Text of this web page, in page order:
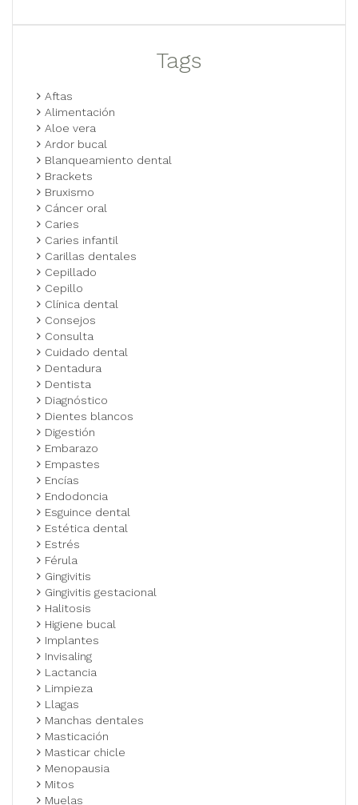
Tags
Aftas
Alimentación
Aloe vera
Ardor bucal
Blanqueamiento dental
Brackets
Bruxismo
Cáncer oral
Caries
Caries infantil
Carillas dentales
Cepillado
Cepillo
Clínica dental
Consejos
Consulta
Cuidado dental
Dentadura
Dentista
Diagnóstico
Dientes blancos
Digestión
Embarazo
Empastes
Encías
Endodoncia
Esguince dental
Estética dental
Estrés
Férula
Gingivitis
Gingivitis gestacional
Halitosis
Higiene bucal
Implantes
Invisaling
Lactancia
Limpieza
Llagas
Manchas dentales
Masticación
Masticar chicle
Menopausia
Mitos
Muelas